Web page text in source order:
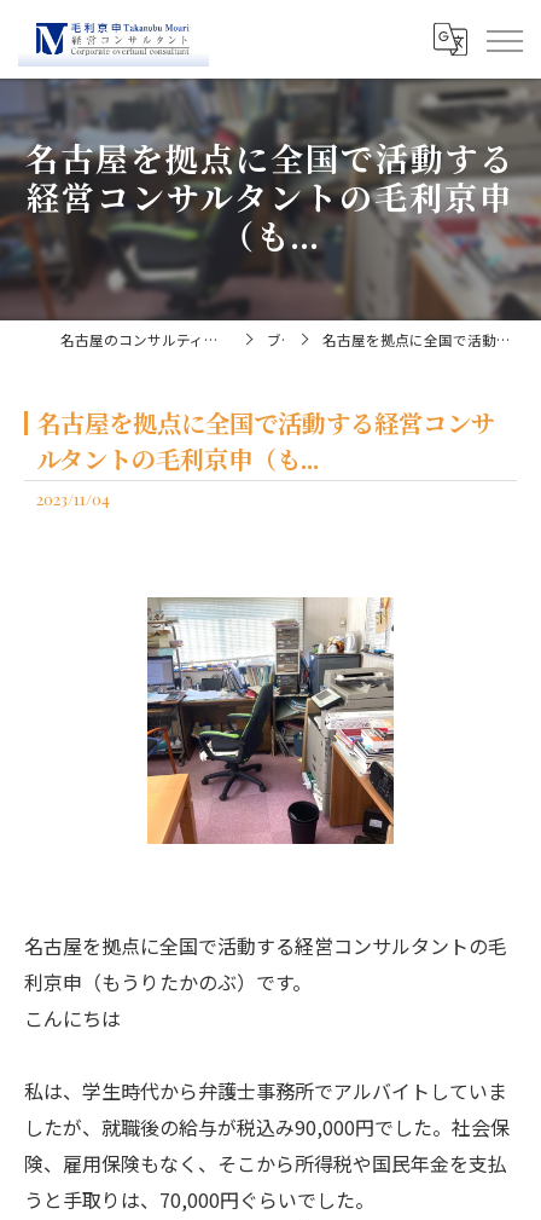
名古屋を拠点に全国で活動する
経営コンサルタントの毛利京申
（も...
名古屋のコンサルティングなら経営コンサルタント毛利京申 ブログ 名古屋を拠点に全国で活動する経営コンサルタントの毛利京申（も...
名古屋を拠点に全国で活動する経営コンサ
ルタントの毛利京申（も...
2023/11/04
名古屋を拠点に全国で活動する経営コンサルタントの毛
利京申（もうりたかのぶ）です。
こんにちは
私は、学生時代から弁護士事務所でアルバイトしていま
したが、就職後の給与が税込み90,000円でした。社会保
険、雇用保険もなく、そこから所得税や国民年金を支払
うと手取りは、70,000円ぐらいでした。